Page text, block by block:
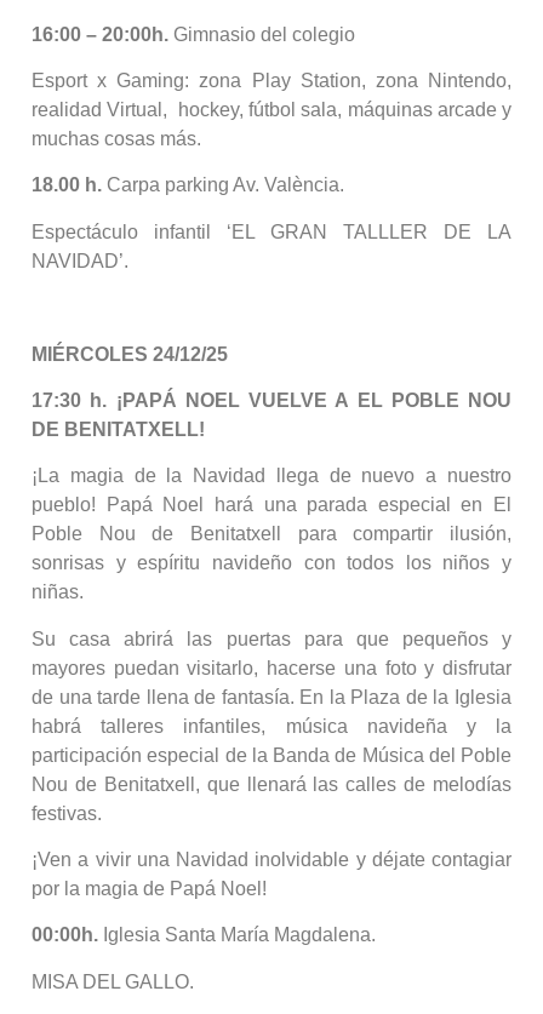
16:00 – 20:00h. Gimnasio del colegio
Esport x Gaming: zona Play Station, zona Nintendo,
realidad Virtual, hockey, fútbol sala, máquinas arcade y
muchas cosas más.
18.00 h. Carpa parking Av. València.
Espectáculo infantil ‘EL GRAN TALLLER DE LA
NAVIDAD’.
MIÉRCOLES 24/12/25
17:30 h. ¡PAPÁ NOEL VUELVE A EL POBLE NOU
DE BENITATXELL!
¡La magia de la Navidad llega de nuevo a nuestro
pueblo! Papá Noel hará una parada especial en El
Poble Nou de Benitatxell para compartir ilusión,
sonrisas y espíritu navideño con todos los niños y
niñas.
Su casa abrirá las puertas para que pequeños y
mayores puedan visitarlo, hacerse una foto y disfrutar
de una tarde llena de fantasía. En la Plaza de la Iglesia
habrá talleres infantiles, música navideña y la
participación especial de la Banda de Música del Poble
Nou de Benitatxell, que llenará las calles de melodías
festivas.
¡Ven a vivir una Navidad inolvidable y déjate contagiar
por la magia de Papá Noel!
00:00h. Iglesia Santa María Magdalena.
MISA DEL GALLO.